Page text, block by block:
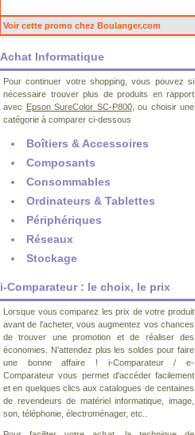
Voir cette promo chez Boulanger.com
Achat Informatique
Pour continuer votre shopping, vous pouvez si
nécessaire trouver plus de produits en rapport
avec Epson SureColor SC-P800, ou choisir une
catégorie à comparer ci-dessous
Boîtiers & Accessoires
Composants
Consommables
Ordinateurs & Tablettes
Périphériques
Réseaux
Stockage
i-Comparateur : le choix, le prix
Lorsque vous comparez les prix de votre produit
avant de l'acheter, vous augmentez vos chances
de trouver une promotion et de réaliser des
économies. N'attendez plus les soldes pour faire
une bonne affaire ! i-Comparateur / e-
Comparateur vous permet d'accéder facilement
et en quelques clics aux catalogues de centaines
de revendeurs de matériel informatique, image,
son, téléphonie, électroménager, etc..